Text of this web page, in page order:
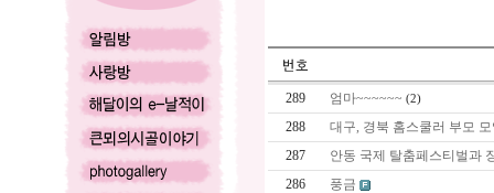
289 엄마~~~~~~ (2)
288
대구, 경북 홈스쿨러 부모
287
안동 국제 탈춤페스티벌과
286
풍금